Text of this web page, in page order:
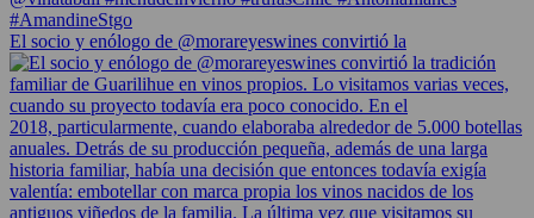
El socio y enólogo de @morareyeswines convirtió la